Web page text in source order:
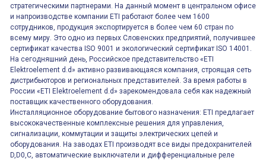
стратегическими партнерами. На данный момент в центральном офисе
и напроизводстве компании ETI работают более чем 1600
сотрудников, продукция экспортируется в более чем 60 стран по
всему миру. Это одно из первых Словенских предприятий, получившее
сертификат качества ISO 9001 и экологический сертификат ISO 14001.
На сегодняшний день, Российское представительство «ETI
Elektroelement d.d» активно развивающаяся компания, строящая сеть
дистрибьюторов и региональных представителей. За время работы в
России «ETI Elektroelement d.d» зарекомендовала себя как надежный
поставщик качественного оборудования.
Инсталляционное оборудование бытового назначения: ETI предлагает
высококачественные комплексные решения для управления,
сигнализации, коммутации и защиты электрических цепей и
оборудования. На заводах ETI производят все виды предохранителей
D,D0,C, автоматические выключатели и дифференциальные реле